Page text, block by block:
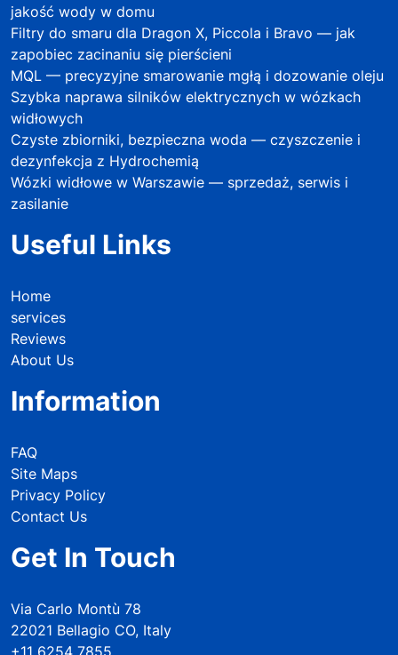
jakość wody w domu
Filtry do smaru dla Dragon X, Piccola i Bravo — jak
zapobiec zacinaniu się pierścieni
MQL — precyzyjne smarowanie mgłą i dozowanie oleju
Szybka naprawa silników elektrycznych w wózkach
widłowych
Czyste zbiorniki, bezpieczna woda — czyszczenie i
dezynfekcja z Hydrochemią
Wózki widłowe w Warszawie — sprzedaż, serwis i
zasilanie
Useful Links
Home
services
Reviews
About Us
Information
FAQ
Site Maps
Privacy Policy
Contact Us
Get In Touch
Via Carlo Montù 78
22021 Bellagio CO, Italy
+11 6254 7855